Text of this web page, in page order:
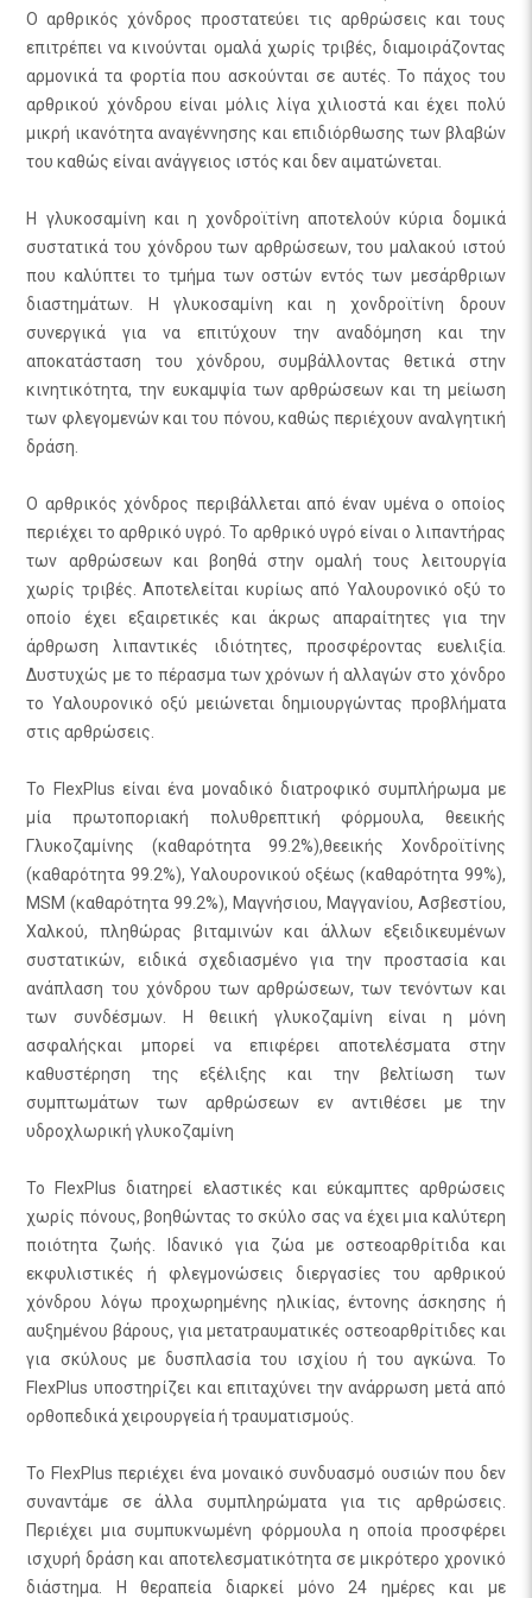
Ο αρθρικός χόνδρος προστατεύει τις αρθρώσεις και τους
επιτρέπει να κινούνται ομαλά χωρίς τριβές, διαμοιράζοντας
αρμονικά τα φορτία που ασκούνται σε αυτές. Το πάχος του
αρθρικού χόνδρου είναι μόλις λίγα χιλιοστά και έχει πολύ
μικρή ικανότητα αναγέννησης και επιδιόρθωσης των βλαβών
του καθώς είναι ανάγγειος ιστός και δεν αιματώνεται.
Η γλυκοσαμίνη και η χονδροϊτίνη αποτελούν κύρια δομικά
συστατικά του χόνδρου των αρθρώσεων, του μαλακού ιστού
που καλύπτει το τμήμα των οστών εντός των μεσάρθριων
διαστημάτων. Η γλυκοσαμίνη και η χονδροϊτίνη δρουν
συνεργικά για να επιτύχουν την αναδόμηση και την
αποκατάσταση του χόνδρου, συμβάλλοντας θετικά στην
κινητικότητα, την ευκαμψία των αρθρώσεων και τη μείωση
των φλεγομενών και του πόνου, καθώς περιέχουν αναλγητική
δράση.
Ο αρθρικός χόνδρος περιβάλλεται από έναν υμένα ο οποίος
περιέχει το αρθρικό υγρό. Το αρθρικό υγρό είναι ο λιπαντήρας
των αρθρώσεων και βοηθά στην ομαλή τους λειτουργία
χωρίς τριβές. Αποτελείται κυρίως από Υαλουρονικό οξύ το
οποίο έχει εξαιρετικές και άκρως απαραίτητες για την
άρθρωση λιπαντικές ιδιότητες, προσφέροντας ευελιξία.
Δυστυχώς με το πέρασμα των χρόνων ή αλλαγών στο χόνδρο
το Υαλουρονικό οξύ μειώνεται δημιουργώντας προβλήματα
στις αρθρώσεις.
Το FlexPlus είναι ένα μοναδικό διατροφικό συμπλήρωμα με
μία πρωτοποριακή πολυθρεπτική φόρμουλα, θεεικής
Γλυκοζαμίνης (καθαρότητα 99.2%),θεεικής Χονδροϊτίνης
(καθαρότητα 99.2%), Υαλουρονικού οξέως (καθαρότητα 99%),
MSM (καθαρότητα 99.2%), Μαγνήσιου, Μαγγανίου, Ασβεστίου,
Χαλκού, πληθώρας βιταμινών και άλλων εξειδικευμένων
συστατικών, ειδικά σχεδιασμένο για την προστασία και
ανάπλαση του χόνδρου των αρθρώσεων, των τενόντων και
των συνδέσμων. Η θειική γλυκοζαμίνη είναι η μόνη
ασφαλήςκαι μπορεί να επιφέρει αποτελέσματα στην
καθυστέρηση της εξέλιξης και την βελτίωση των
συμπτωμάτων των αρθρώσεων εν αντιθέσει με την
υδροχλωρική γλυκοζαμίνη
Το FlexPlus διατηρεί ελαστικές και εύκαμπτες αρθρώσεις
χωρίς πόνους, βοηθώντας το σκύλο σας να έχει μια καλύτερη
ποιότητα ζωής. Ιδανικό για ζώα με οστεοαρθρίτιδα και
εκφυλιστικές ή φλεγμονώσεις διεργασίες του αρθρικού
χόνδρου λόγω προχωρημένης ηλικίας, έντονης άσκησης ή
αυξημένου βάρους, για μετατραυματικές οστεοαρθρίτιδες και
για σκύλους με δυσπλασία του ισχίου ή του αγκώνα. Το
FlexPlus υποστηρίζει και επιταχύνει την ανάρρωση μετά από
ορθοπεδικά χειρουργεία ή τραυματισμούς.
Το FlexPlus περιέχει ένα μοναικό συνδυασμό ουσιών που δεν
συναντάμε σε άλλα συμπληρώματα για τις αρθρώσεις.
Περιέχει μια συμπυκνωμένη φόρμουλα η οποία προσφέρει
ισχυρή δράση και αποτελεσματικότητα σε μικρότερο χρονικό
διάστημα. Η θεραπεία διαρκεί μόνο 24 ημέρες και με